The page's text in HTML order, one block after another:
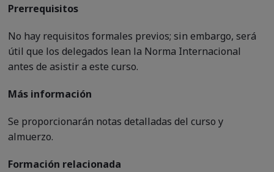
Prerrequisitos
No hay requisitos formales previos; sin embargo, será
útil que los delegados lean la Norma Internacional
antes de asistir a este curso.
Más información
Se proporcionarán notas detalladas del curso y
almuerzo.
Formación relacionada